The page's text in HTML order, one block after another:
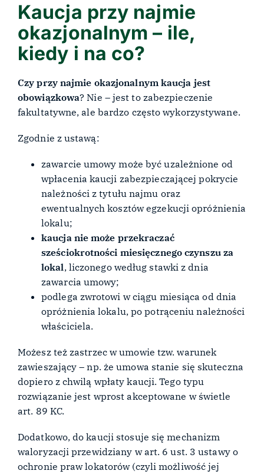
Kaucja przy najmie
okazjonalnym – ile,
kiedy i na co?
Czy przy najmie okazjonalnym kaucja jest
obowiązkowa? Nie – jest to zabezpieczenie
fakultatywne, ale bardzo często wykorzystywane.
Zgodnie z ustawą:
zawarcie umowy może być uzależnione od
wpłacenia kaucji zabezpieczającej pokrycie
należności z tytułu najmu oraz
ewentualnych kosztów egzekucji opróżnienia
lokalu;
kaucja nie może przekraczać
sześciokrotności miesięcznego czynszu za
lokal, liczonego według stawki z dnia
zawarcia umowy;
podlega zwrotowi w ciągu miesiąca od dnia
opróżnienia lokalu, po potrąceniu należności
właściciela.
Możesz też zastrzec w umowie tzw. warunek
zawieszający – np. że umowa stanie się skuteczna
dopiero z chwilą wpłaty kaucji. Tego typu
rozwiązanie jest wprost akceptowane w świetle
art. 89 KC.
Dodatkowo, do kaucji stosuje się mechanizm
waloryzacji przewidziany w art. 6 ust. 3 ustawy o
ochronie praw lokatorów (czyli możliwość jej